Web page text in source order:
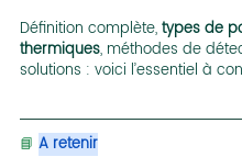
Définition complète, types de
thermiques, méthodes de
solutions : voici l’essentiel à
📘 A retenir